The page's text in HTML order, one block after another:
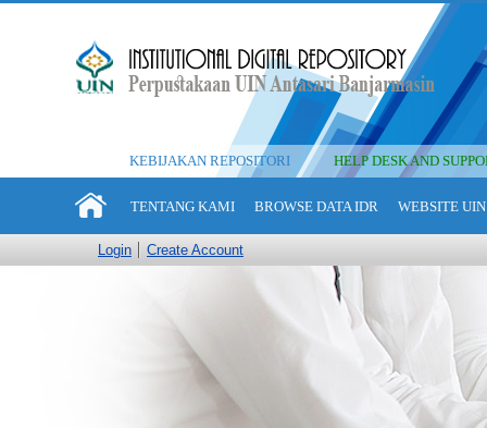
KEBIJAKAN REPOSITORI HELP DESK AND
TENTANG KAMI BROWSE DATA IDR WEBSITE
Login Create Account